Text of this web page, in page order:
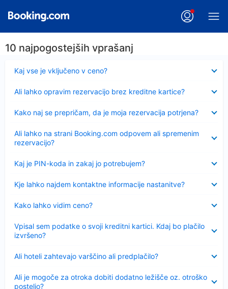
10 najpogostejših vprašanj
Kaj vse je vključeno v ceno?
Ali lahko opravim rezervacijo brez kreditne kartice?
Kako naj se prepričam, da je moja rezervacija potrjena?
Ali lahko na strani Booking.com odpovem ali spremenim
rezervacijo?
Kaj je PIN-koda in zakaj jo potrebujem?
Kje lahko najdem kontaktne informacije nastanitve?
Kako lahko vidim ceno?
Vpisal sem podatke o svoji kreditni kartici. Kdaj bo plačilo
izvršeno?
Ali hoteli zahtevajo varščino ali predplačilo?
Ali je mogoče za otroka dobiti dodatno ležišče oz. otroško
posteljo?